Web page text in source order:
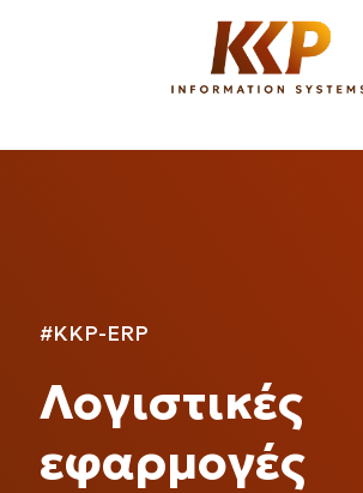
#KKP-ERP
Λογιστικές
εφαρμογές